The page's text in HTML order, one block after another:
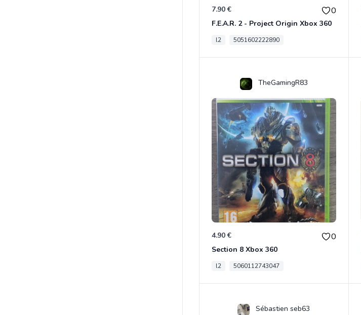
7.90 € 0
F.E.A.R. 2 - Project Origin Xbox 360
l2 5051602222890
TheGamingR83
4.90 € 0
Section 8 Xbox 360
l2 5060112743047
Sébastien seb63